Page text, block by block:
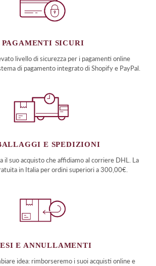
PAGAMENTI SICURI
livello di sicurezza per i pagamenti online
di pagamento integrato di Shopify e PayPal.
E SPEDIZIONI
il suo acquisto che affidiamo al corriere DHL. La
in Italia per ordini superiori a 300,00€.
E ANNULLAMENTI
idea: rimborseremo i suoi acquisti online e